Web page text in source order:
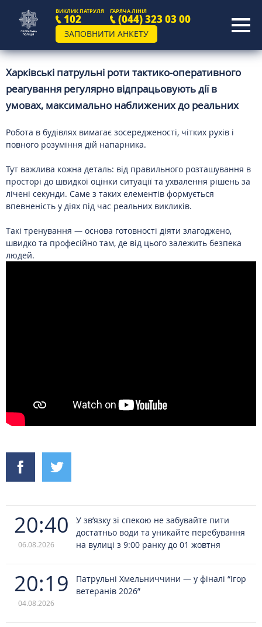
ВИКЛИК ПАТРУЛЯ
102
ГАРЯЧА ЛІНІЯ
(044) 323 03 00
ЗАПОВНИТИ АНКЕТУ
20:40
06.08.2026
У зв’язку зі спекою не забувайте пити
достатньо води та уникайте перебування
на вулиці з 9:00 ранку до 01 жовтня
20:19
04.08.2026
Патрульні Хмельниччини — у фіналі “Ігор
ветеранів 2026”
Харківські патрульні роти тактико-оперативного
реагування регулярно відпрацьовують дії в
умовах, максимально наближених до реальних
Робота в будівлях вимагає зосередженості, чітких рухів і
повного розуміння дій напарника.
Тут важлива кожна деталь: від правильного розташування в
просторі до швидкої оцінки ситуації та ухвалення рішень за
лічені секунди. Саме з таких елементів формується
впевненість у діях під час реальних викликів.
Такі тренування — основа готовності діяти злагоджено,
швидко та професійно там, де від цього залежить безпека
людей.